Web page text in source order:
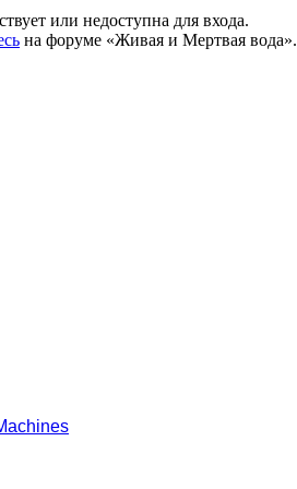
или недоступна для входа.
на форуме «Живая и Мертвая вода».